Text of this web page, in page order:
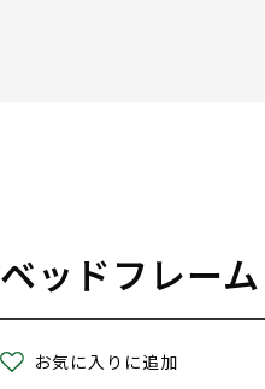
ベッドフレー
お気に入りに追加